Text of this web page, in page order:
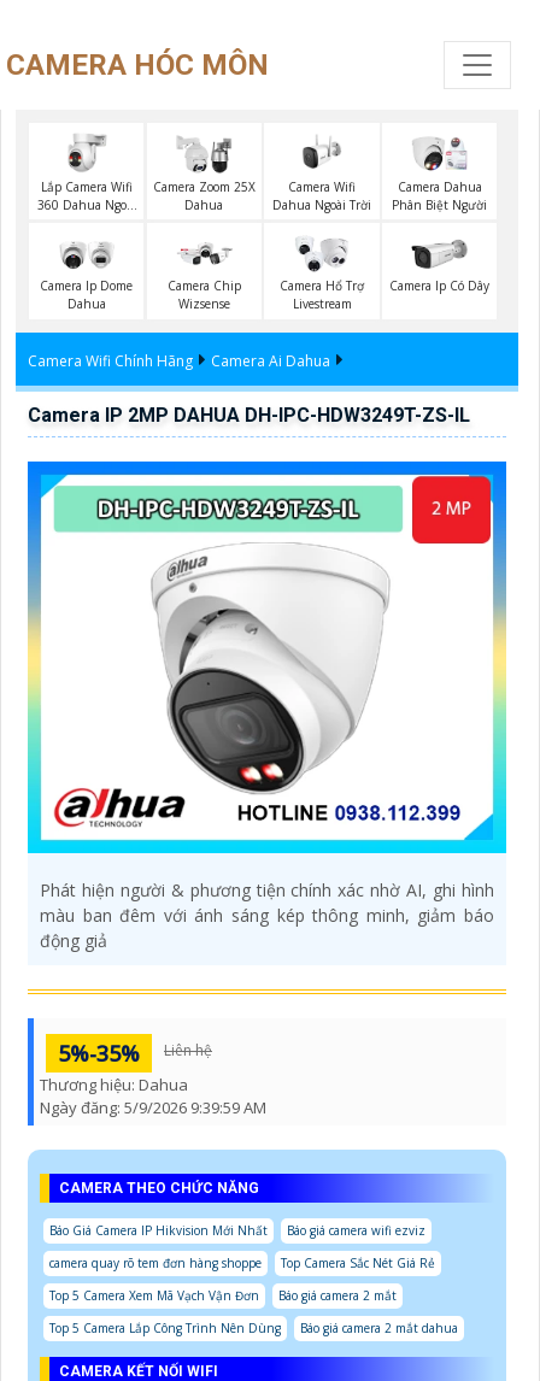
CAMERA HÓC MÔN
Lắp Camera Wifi
360 Dahua Ngoài
Camera Zoom 25X
Dahua
Camera Wifi
Dahua Ngoài Trời
Camera Dahua
Phân Biệt Người
Camera Ip Dome
Dahua
Camera Chip
Wizsense
Camera Hổ Trợ
Livestream
Camera Ip Có Dây
Camera Wifi Chính Hãng Camera Ai Dahua
Camera IP 2MP DAHUA DH-IPC-HDW3249T-ZS-IL
Phát hiện người & phương tiện chính xác nhờ AI, ghi hình
màu ban đêm với ánh sáng kép thông minh, giảm báo
động giả
5%-35% Liên hệ
Thương hiệu: Dahua
Ngày đăng: 5/9/2026 9:39:59 AM
CAMERA THEO CHỨC NĂNG
Báo Giá Camera IP Hikvision Mới Nhất
Báo giá camera wifi ezviz
camera quay rõ tem đơn hàng shoppe
Top Camera Sắc Nét Giá Rẻ
Top 5 Camera Xem Mã Vạch Vận Đơn
Báo giá camera 2 mắt
Top 5 Camera Lắp Công Trình Nên Dùng
Báo giá camera 2 mắt dahua
CAMERA KẾT NỐI WIFI